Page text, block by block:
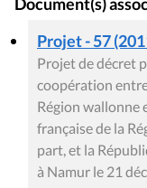
Document(s)
Projet - 57
Projet de décret
coopération
Région wallonne
française de la
part, et la
à Namur le 21